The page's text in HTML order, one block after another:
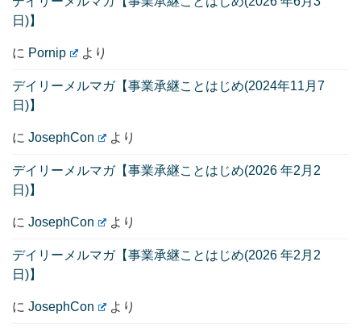
日)】
に Pornip より
デイリーメルマガ【事業承継ことはじめ(2024年11月7
日)】
に JosephCon より
デイリーメルマガ【事業承継ことはじめ(2026 年2月2
日)】
に JosephCon より
デイリーメルマガ【事業承継ことはじめ(2026 年2月2
日)】
に JosephCon より